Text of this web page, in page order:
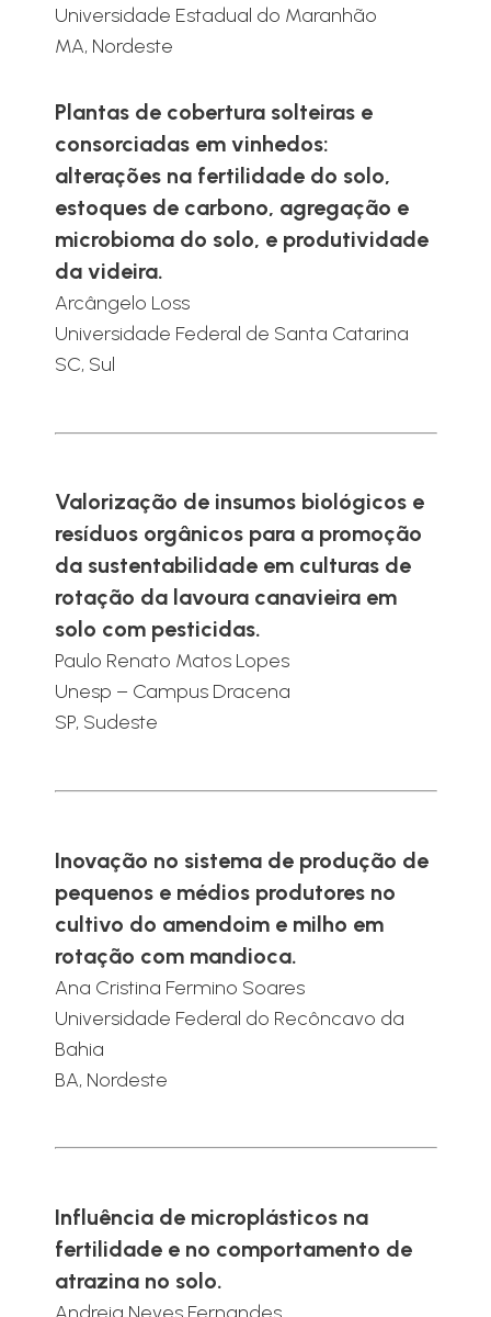
Universidade Estadual do Maranhão
MA, Nordeste
Plantas de cobertura solteiras e
consorciadas em vinhedos:
alterações na fertilidade do solo,
estoques de carbono, agregação e
microbioma do solo, e produtividade
da videira.
Arcângelo Loss
Universidade Federal de Santa Catarina
SC, Sul
Valorização de insumos biológicos e
resíduos orgânicos para a promoção
da sustentabilidade em culturas de
rotação da lavoura canavieira em
solo com pesticidas.
Paulo Renato Matos Lopes
Unesp – Campus Dracena
SP, Sudeste
Inovação no sistema de produção de
pequenos e médios produtores no
cultivo do amendoim e milho em
rotação com mandioca.
Ana Cristina Fermino Soares
Universidade Federal do Recôncavo da
Bahia
BA, Nordeste
Influência de microplásticos na
fertilidade e no comportamento de
atrazina no solo.